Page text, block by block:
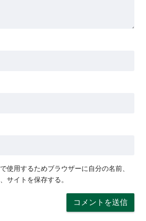
使用するためブラウザーに自分の名前、
サイトを保存する。